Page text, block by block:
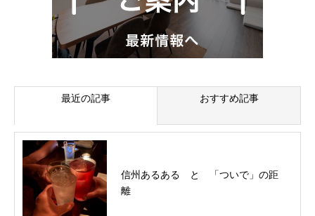
最近の記事 おすすめ記事
信州あるある と 「ついで」の距
離